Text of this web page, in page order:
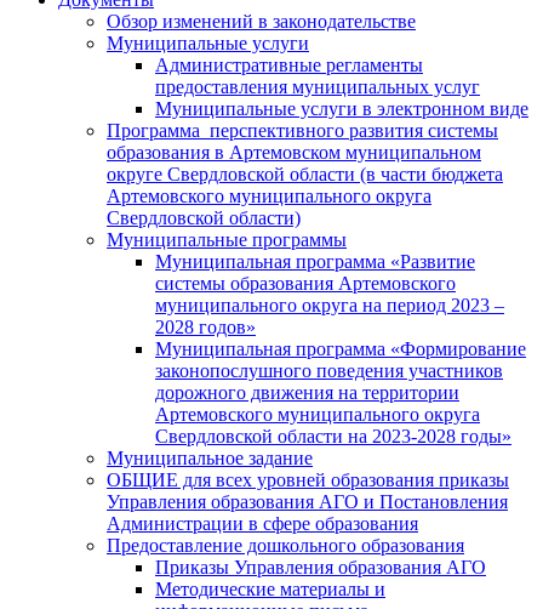
Обзор изменений в законодательстве
Муниципальные услуги
Административные регламенты
предоставления муниципальных услуг
Муниципальные услуги в электронном виде
Программа перспективного развития системы
образования в Артемовском муниципальном
округе Свердловской области (в части бюджета
Артемовского муниципального округа
Свердловской области)
Муниципальные программы
Муниципальная программа «Развитие
системы образования Артемовского
муниципального округа на период 2023 –
2028 годов»
Муниципальная программа «Формирование
законопослушного поведения участников
дорожного движения на территории
Артемовского муниципального округа
Свердловской области на 2023-2028 годы»
Муниципальное задание
ОБЩИЕ для всех уровней образования приказы
Управления образования АГО и Постановления
Администрации в сфере образования
Предоставление дошкольного образования
Приказы Управления образования АГО
Методические материалы и